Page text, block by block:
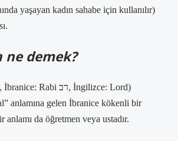
yaşayan kadın sahabe için kullanılır)
demek?
anlamına gelen İbranice kökenli bir
anlamı da öğretmen veya ustadır.